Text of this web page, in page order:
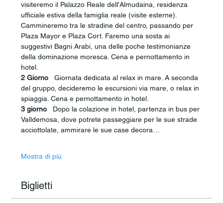
visiteremo il Palazzo Reale dell'Almudaina, residenza
ufficiale estiva della famiglia reale (visite esterne).
Cammineremo tra le stradine del centro, passando per
Plaza Mayor e Plaza Cort. Faremo una sosta ai
suggestivi Bagni Arabi, una delle poche testimonianze
della dominazione moresca. Cena e pernottamento in
hotel.
2 Giorno
  Giornata dedicata al relax in mare. A seconda
del gruppo, decideremo le escursioni via mare, o relax in
spiaggia. Cena e pernottamento in hotel.
3 giorno
   Dopo la colazione in hotel, partenza in bus per
Valldemosa, dove potrete passeggiare per le sue strade
acciottolate, ammirare le sue case decora…
Mostra di più
Biglietti